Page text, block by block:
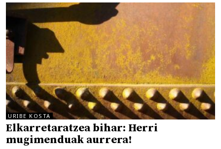
URIBE KOSTA
Elkarretaratzea bihar: Herri
mugimenduak aurrera!